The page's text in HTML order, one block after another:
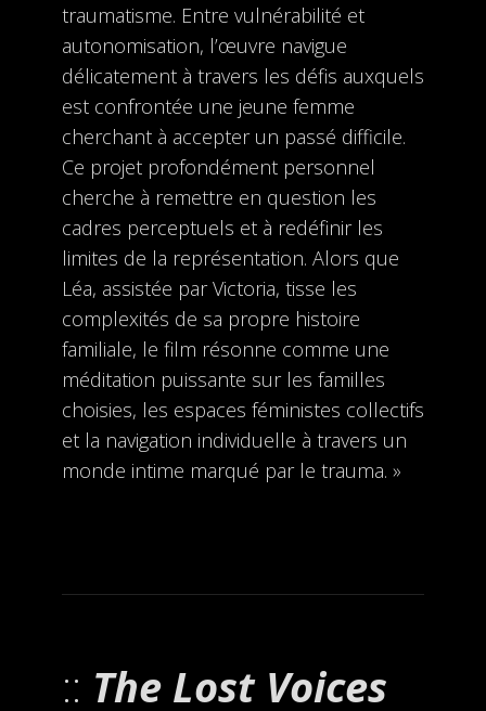
traumatisme. Entre vulnérabilité et
autonomisation, l’œuvre navigue
délicatement à travers les défis auxquels
est confrontée une jeune femme
cherchant à accepter un passé difficile.
Ce projet profondément personnel
cherche à remettre en question les
cadres perceptuels et à redéfinir les
limites de la représentation. Alors que
Léa, assistée par Victoria, tisse les
complexités de sa propre histoire
familiale, le film résonne comme une
méditation puissante sur les familles
choisies, les espaces féministes collectifs
et la navigation individuelle à travers un
monde intime marqué par le trauma. »
The Lost Voices